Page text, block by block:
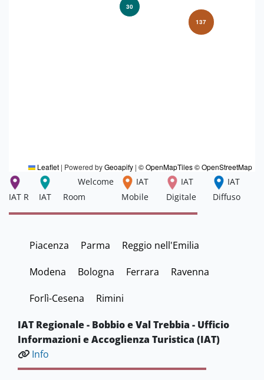
30
137
Leaflet | Powered byGeoapify | © OpenMapTiles© OpenStreetMap
IAT R IAT
Welcome
Room
IAT
Mobile
IAT
Digitale
IAT
Diffuso
Piacenza Parma Reggio nell'Emilia
Modena Bologna Ferrara Ravenna
Forlì-Cesena Rimini
IAT Regionale - Bobbio e Val Trebbia - Ufficio
Informazioni e Accoglienza Turistica (IAT)
Info